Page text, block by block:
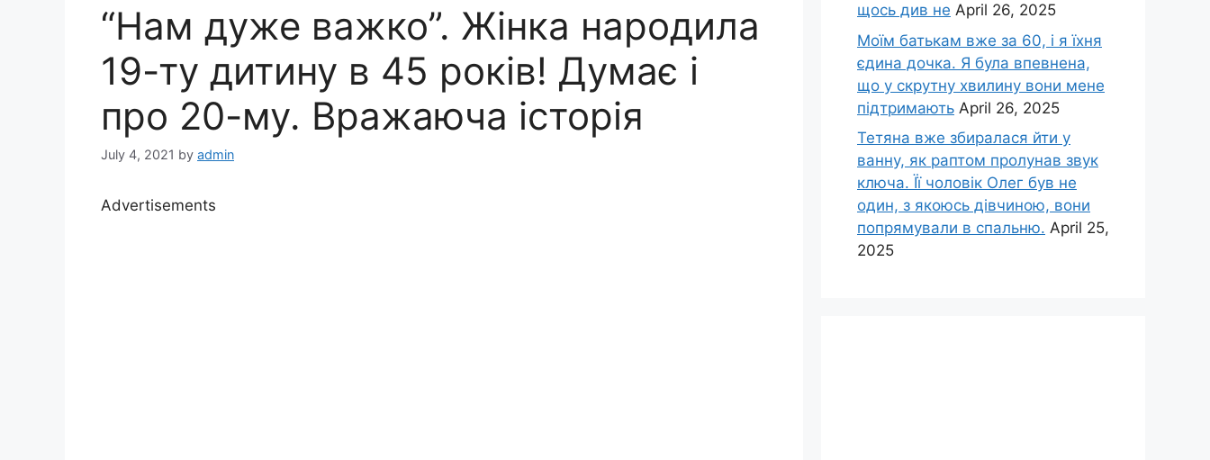
“Нам дуже важко”. Жінка народила
19-ту дитину в 45 років! Думає і
про 20-му. Вражаюча історія
July 4, 2021 by admin
Advertisements
щось див не April 26, 2025
Моїм батькам вже за 60, і я їхня
єдина дочка. Я була впевнена,
що у скрутну хвилину вони мене
підтримають April 26, 2025
Тетяна вже збиралася йти у
ванну, як раптом пролунав звук
ключа. Її чоловік Олег був не
один, з якоюсь дівчиною, вони
попрямували в спальню. April 25,
2025